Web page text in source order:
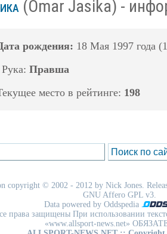
(Omar Jasika) -
рождения: 18 Мая 1997 года
Рука: Правша
место в рейтинге: 198
copyright © 2002 - 2012 by Nick Jones.
GNU Affero GPL v3.
Data powered by Oddspedia
права защищены При использовании
«www.allsport-news.net»